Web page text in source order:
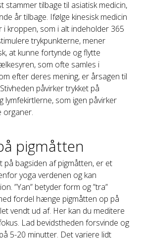
stammer tilbage til asiatisk medicin,
år tilbage. Ifølge kinesisk medicin
i kroppen, som i alt indeholder 365
trykpunkterne, mener
at kunne fortynde og flytte
som ofte samles i
efter deres mening, er årsagen til
påvirker trykket på
lymfekirtlerne, som igen påvirker
organer.
pigmåtten
på bagsiden af pigmåtten, er et
yoga verdenen og kan
”Yan” betyder form og ”tra”
fordel hænge pigmåtten op på
vendt ud af. Her kan du meditere
Lad bevidstheden forsvinde og
5-20 minutter. Det variere lidt